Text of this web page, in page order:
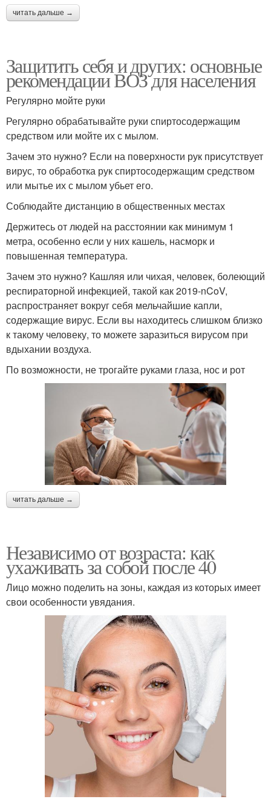
читать дальше →
Защитить себя и других: основные
рекомендации ВОЗ для населения
Регулярно мойте руки
Регулярно обрабатывайте руки спиртосодержащим
средством или мойте их с мылом.
Зачем это нужно? Если на поверхности рук присутствует
вирус, то обработка рук спиртосодержащим средством
или мытье их с мылом убьет его.
Соблюдайте дистанцию в общественных местах
Держитесь от людей на расстоянии как минимум 1
метра, особенно если у них кашель, насморк и
повышенная температура.
Зачем это нужно? Кашляя или чихая, человек, болеющий
респираторной инфекцией, такой как 2019-nCoV,
распространяет вокруг себя мельчайшие капли,
содержащие вирус. Если вы находитесь слишком близко
к такому человеку, то можете заразиться вирусом при
вдыхании воздуха.
По возможности, не трогайте руками глаза, нос и рот
читать дальше →
Независимо от возраста: как
ухаживать за собой после 40
Лицо можно поделить на зоны, каждая из которых имеет
свои особенности увядания.